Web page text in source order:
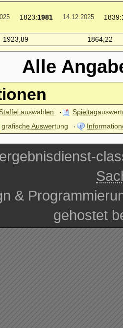
1823:1981 14.12.2025 1839:
1923,89 1864,22
Alle
auswählen
grafische Auswertung
&
gehostet